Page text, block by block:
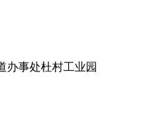
办事处杜村工业园